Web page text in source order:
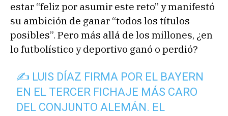
estar “feliz por asumir este reto” y manifestó
su ambición de ganar “todos los títulos
posibles”. Pero más allá de los millones, ¿en
lo futbolístico y deportivo ganó o perdió?
✍️ LUIS DÍAZ FIRMA POR EL BAYERN
EN EL TERCER FICHAJE MÁS CARO
DEL CONJUNTO ALEMÁN. EL